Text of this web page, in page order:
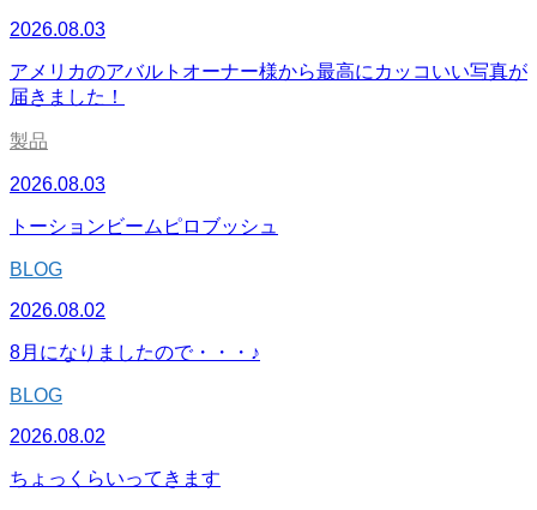
2026.08.03
アメリカのアバルトオーナー様から最高にカッコいい写真が
届きました！
製品
2026.08.03
トーションビームピロブッシュ
BLOG
2026.08.02
8月になりましたので・・・♪
BLOG
2026.08.02
ちょっくらいってきます